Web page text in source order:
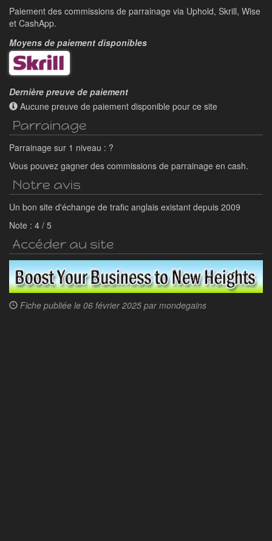
Paiement des commissions de parrainage via Uphold, Skrill, Wise
et CashApp.
Moyens de paiement disponibles
Dernière preuve de paiement
Aucune preuve de paiement disponible pour ce site
Parrainage
Parrainage sur 1 niveau : ?
Vous pouvez gagner des commissions de parrainage en cash.
Notre avis
Un bon site d'échange de trafic anglais existant depuis 2009
Note : 4 / 5
Accéder au site
Fiche publiée le 06 février 2025 parmondegains